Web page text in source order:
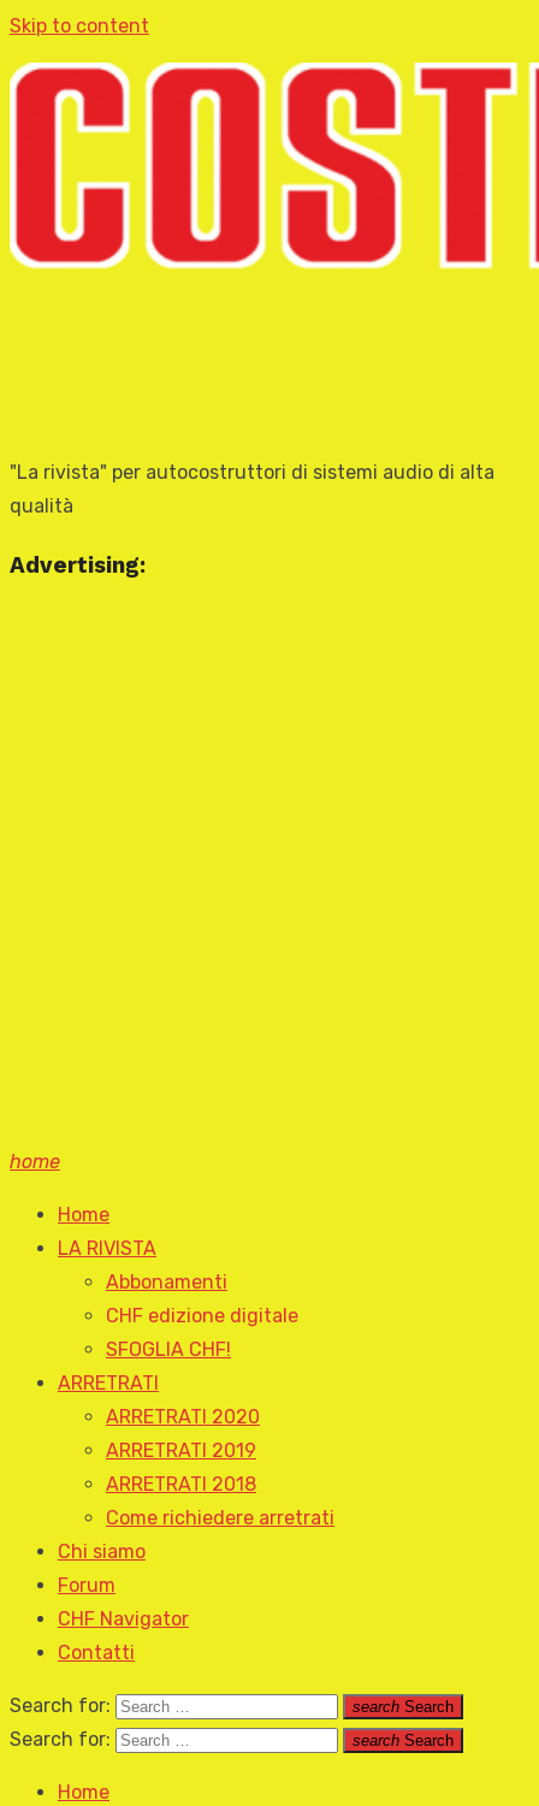
Skip to content
"La rivista" per autocostruttori di sistemi audio di alta
qualità
Advertising:
home
Home
LA RIVISTA
Abbonamenti
CHF edizione digitale
SFOGLIA CHF!
ARRETRATI
ARRETRATI 2020
ARRETRATI 2019
ARRETRATI 2018
Come richiedere arretrati
Chi siamo
Forum
CHF Navigator
Contatti
Search for: search Search
Search for: search Search
Home